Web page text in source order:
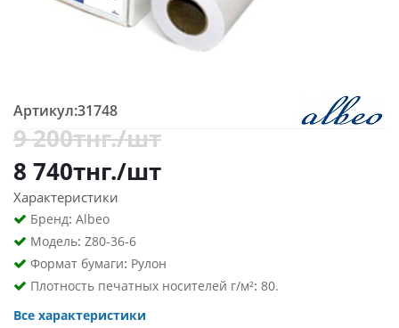
Артикул:31748
9 200тнг./шт
8 740тнг./шт
Характеристики
Бренд: Albeo
Модель: Z80-36-6
Формат бумаги: Рулон
Плотность печатных носителей г/м²: 80.
Все характеристики